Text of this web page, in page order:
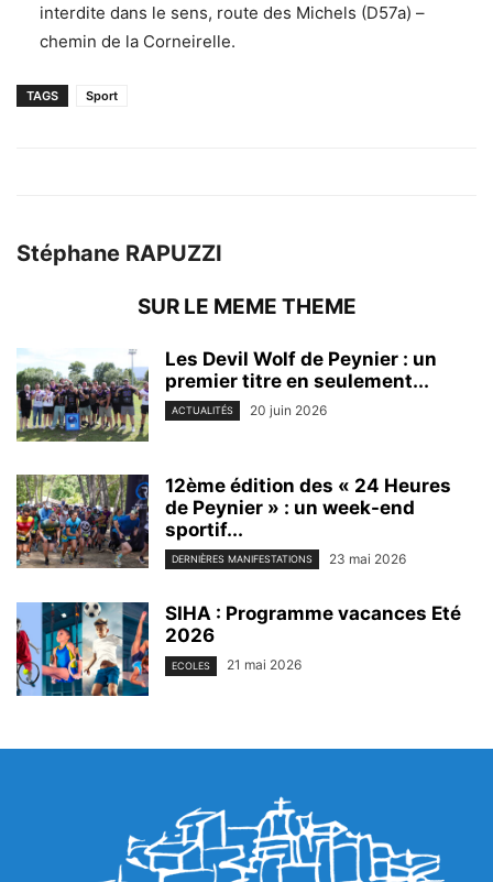
interdite dans le sens, route des Michels (D57a) –
chemin de la Corneirelle.
TAGS Sport
Stéphane RAPUZZI
SUR LE MEME THEME
Les Devil Wolf de Peynier : un
premier titre en seulement...
ACTUALITÉS 20 juin 2026
12ème édition des « 24 Heures
de Peynier » : un week-end
sportif...
DERNIÈRES MANIFESTATIONS 23 mai 2026
SIHA : Programme vacances Eté
2026
ECOLES 21 mai 2026